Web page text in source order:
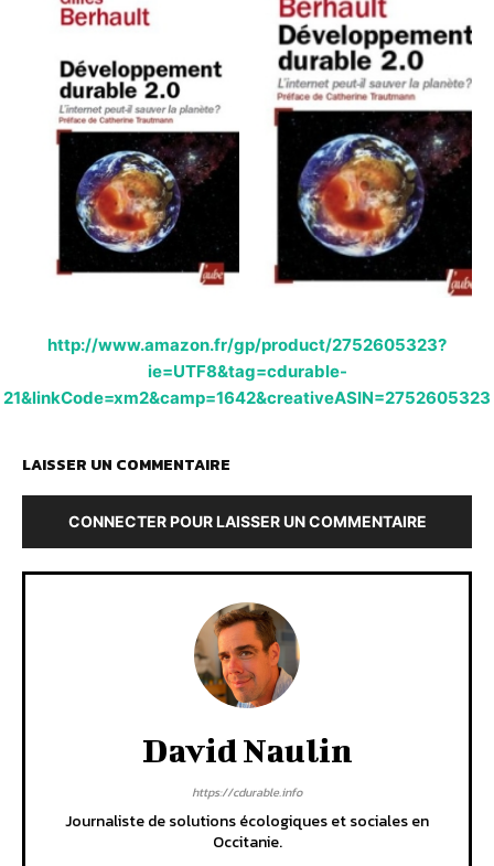
http://www.amazon.fr/gp/product/2752605323?
ie=UTF8&tag=cdurable-
21&linkCode=xm2&camp=1642&creativeASIN=2752605323
LAISSER UN COMMENTAIRE
CONNECTER POUR LAISSER UN COMMENTAIRE
David Naulin
https://cdurable.info
Journaliste de solutions écologiques et sociales en
Occitanie.